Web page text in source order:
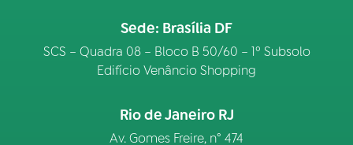
Sede: Brasília DF
SCS – Quadra 08 – Bloco B 50/60 – 1º Subsolo
Edifício Venâncio Shopping
Rio de Janeiro RJ
Av. Gomes Freire, n° 474